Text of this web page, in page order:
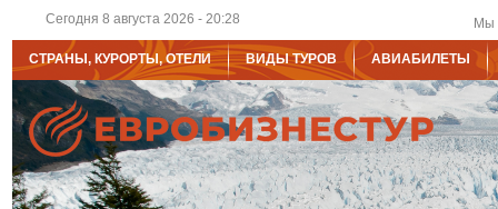
Сегодня 8 августа 2026 - 20:28 Мы
СТРАНЫ, КУРОРТЫ, ОТЕЛИ ВИДЫ ТУРОВ АВИАБИЛЕТЫ